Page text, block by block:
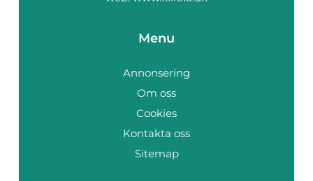
Menu
Annonsering
Om oss
Cookies
Kontakta oss
Sitemap